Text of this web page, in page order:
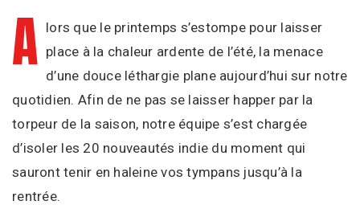
Instagram
Facebook
WhatsApp
Spotify
A lors que le printemps s’estompe pour laisser
place à la chaleur ardente de l’été, la menace
d’une douce léthargie plane aujourd’hui sur notre
quotidien. Afin de ne pas se laisser happer par la
torpeur de la saison, notre équipe s’est chargée
d’isoler les 20 nouveautés indie du moment qui
sauront tenir en haleine vos tympans jusqu’à la
rentrée.